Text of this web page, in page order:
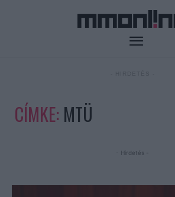
CÍMKE: MTÜ
- Hirdetés -